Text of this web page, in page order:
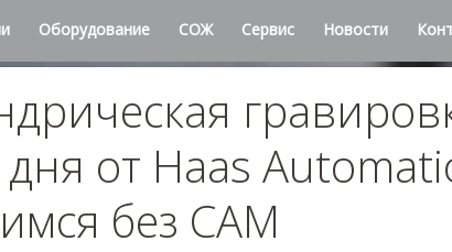
Оборудование СОЖ Сервис Новости
от Haas
без CAM